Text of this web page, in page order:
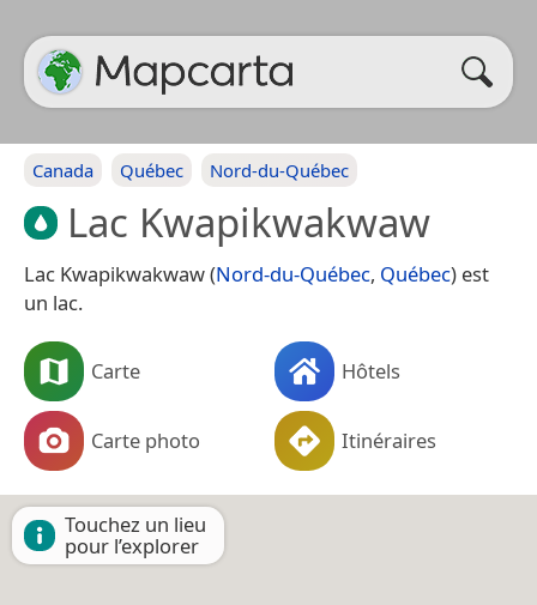
Canada Québec Nord-du-Québec
Lac Kwapikwakwaw
Lac Kwapikwakwaw (Nord-du-Québec, Québec) est
un lac.
Carte Hôtels
Carte photo Itinéraires
Touchez un lieu
pour l’explorer